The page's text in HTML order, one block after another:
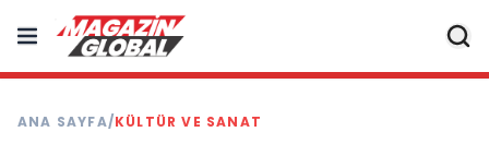
ANA SAYFA/KÜLTÜR VE SANAT